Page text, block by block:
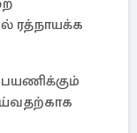
ரத்நாயக்க
பயணிக்கும்